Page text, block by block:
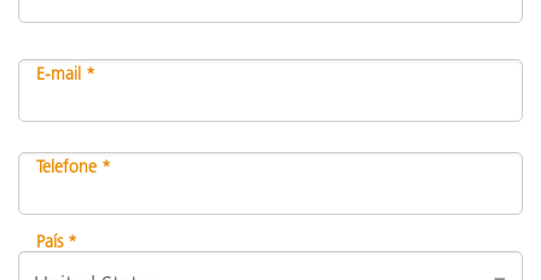
E-mail *
Telefone *
País *